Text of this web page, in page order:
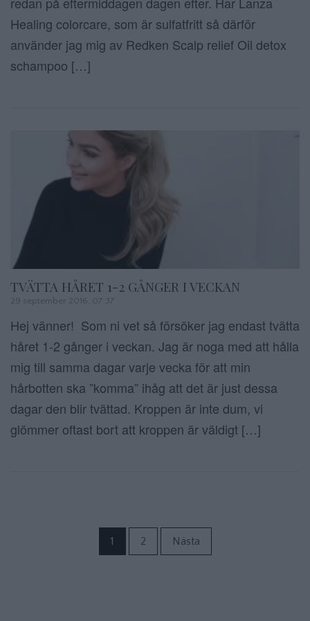
Healing colorcare, som är sulfatfritt så därför
använder jag mig av Redken Scalp relief Oil detox
schampoo […]
TVÄTTA HÅRET 1-2 GÅNGER I VECKAN
29 september 2016, 07:37
Hej vänner! Som ni vet så försöker jag endast tvätta
håret 1-2 gånger i veckan. Jag är noga med att hålla
mig till samma dagar varje vecka för att min
hårbotten ska ”komma” ihåg att det är just dessa
dagar den blir tvättad. Kroppen är inte dum, vi
glömmer oftast bort att kroppen är väldigt […]
1 2 Nästa